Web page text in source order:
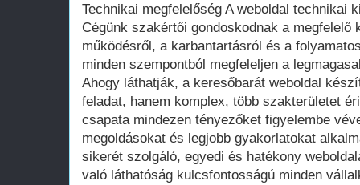
Technikai megfelelőség A weboldal technikai
Cégünk szakértői gondoskodnak a megfelelő
működésről, a karbantartásról és a
minden szempontból megfeleljen a
Ahogy láthatják, a keresőbarát weboldal
feladat, hanem komplex, több szakterületet
csapata mindezen tényezőket figyelembe
megoldásokat és legjobb gyakorlatokat
sikerét szolgáló, egyedi és hatékony
való láthatóság kulcsfontosságú minden